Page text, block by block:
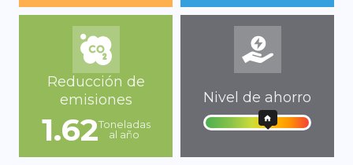
Reducción de
emisiones
1.62Toneladas
al año
Nivel de ahorro